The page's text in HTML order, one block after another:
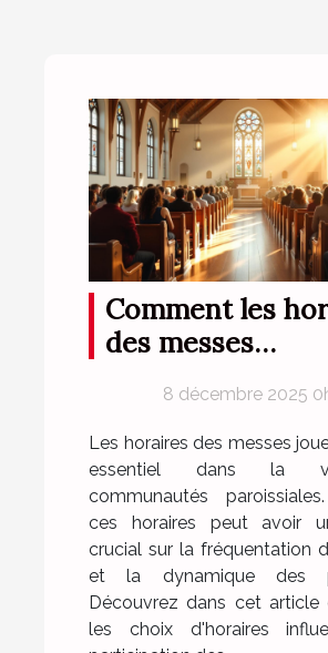
Comment les
des messes
fréquentation
paroissiens ?
8 décembre 2025
Les horaires des messes
essentiel dans la
communautés
ces horaires peut avoir
crucial sur la fréquentation
et la dynamique des
Découvrez dans cet article
les choix d'horaires